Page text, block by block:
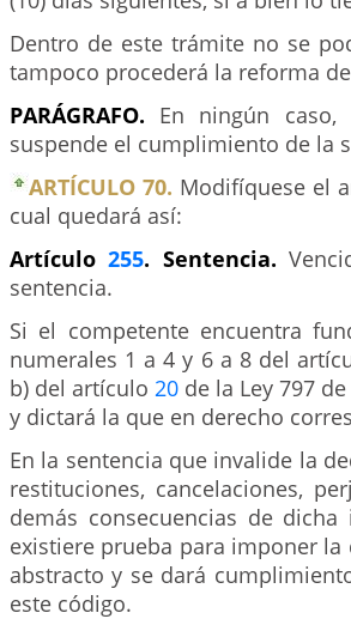
Dentro de este trámite no se
tampoco procederá la reforma
PARÁGRAFO. En ningún
suspende el cumplimiento de la
ARTÍCULO 70. Modifíquese el
cual quedará así:
Artículo255. Sentencia.
sentencia.
Si el competente encuentra
numerales 1 a 4 y 6 a 8 del
b) del artículo 20 de la Ley 797
y dictará la que en derecho
En la sentencia que invalide la
restituciones, cancelaciones,
demás consecuencias de
existiere prueba para imponer
abstracto y se dará
este código.